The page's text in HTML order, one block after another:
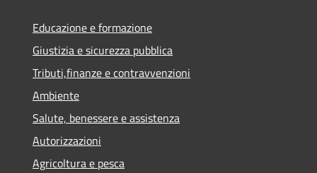
Educazione e formazione
Giustizia e sicurezza pubblica
Tributi,finanze e contravvenzioni
Ambiente
Salute, benessere e assistenza
Autorizzazioni
Agricoltura e pesca